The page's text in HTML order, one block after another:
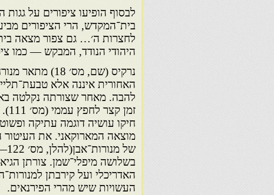
לבסוף הופיעו ציפורים על
בית־המקדש, הרי הציפורים
לחצרות ה׳… גם צפור מצאה
היהודי הנודד, המבקש — כמו
נרקיס (שם, מס׳
האחורית איננה אלא
להבה. מאחר שצורתה נקלטה
חיקו עושיה דוגמה עתיקה
מוצאה המארוקאני. את
בשלושה מיפלי־שמן. צורתן
האדריכלי ועל קירבתן
העשויות שיש מהרי הפירנאים.